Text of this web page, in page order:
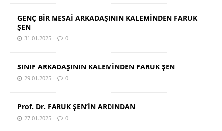
GENÇ BİR MESAİ ARKADAŞININ KALEMİNDEN FARUK
ŞEN
31.01.2025 0
SINIF ARKADAŞININ KALEMİNDEN FARUK ŞEN
29.01.2025 0
Prof. Dr. FARUK ŞEN’İN ARDINDAN
27.01.2025 0